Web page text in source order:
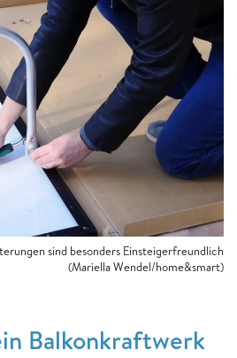
sind besonders Einsteigerfreundlich
(Mariella Wendel/home&smart)
Balkonkraftwerk